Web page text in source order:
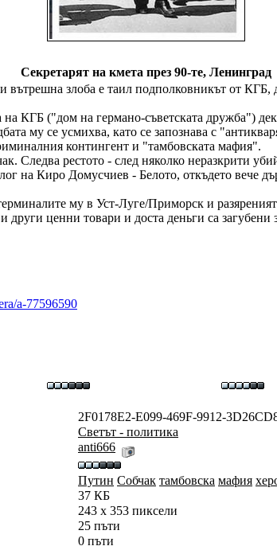
Секретарят на кмета през 90-те, Ленинград
злоба е таил подполковникът от
КГБ ("дом на германо-съветската дружба")
му се усмихва, като се запознава с
контингент и "тамбовската мафия".
Следва рестото - след няколко неразкрити
на Киро Домусчиев - Белото, откъдето вече
му в Уст-Луге/Приморск и
други ценни товари и доста деньги са
a-77596590
2F0178E2-E099-469F-9912-
Светът - политика
anti666
Путин Собчак тамбовска мафия
37 КБ
243 x 353 пиксели
25 пъти
0 пъти